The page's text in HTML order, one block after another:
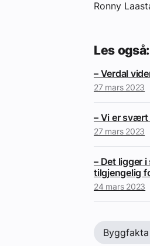
Ronny
Les også:
– Verdal
27 mars 2023
– Vi er svært
27 mars 2023
– Det ligger
tilgjengelig
24 mars 2023